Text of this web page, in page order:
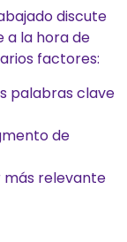
discute
a la hora de
factores:
palabras clave
de
más relevante